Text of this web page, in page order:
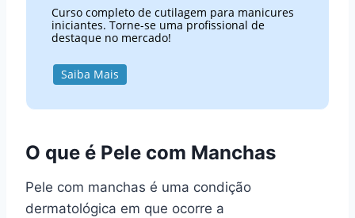
Curso completo de cutilagem para manicures
iniciantes. Torne-se uma profissional de
destaque no mercado!
Saiba Mais
O que é Pele com Manchas
Pele com manchas é uma condição
dermatológica em que ocorre a